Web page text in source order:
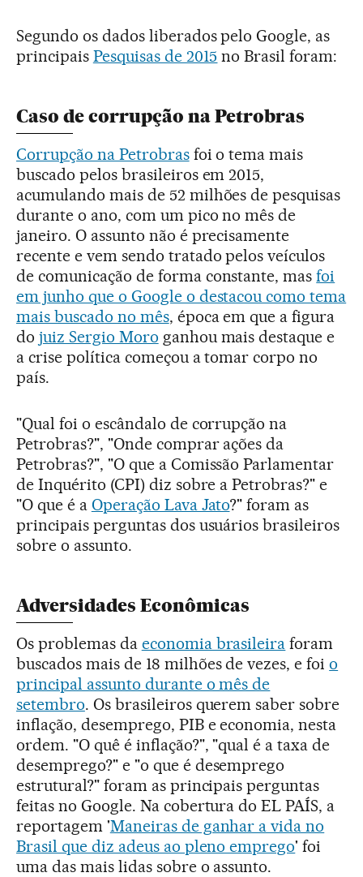
Segundo os dados liberados pelo Google, as
principais Pesquisas de 2015 no Brasil foram:
Caso de corrupção na Petrobras
Corrupção na Petrobrasfoi o tema mais
buscado pelos brasileiros em 2015,
acumulando mais de 52 milhões de pesquisas
durante o ano, com um pico no mês de
janeiro. O assunto não é precisamente
recente e vem sendo tratado pelos veículos
de comunicação de forma constante, masfoi
em junho que o Google o destacou como tema
mais buscado no mês, época em que a figura
do juiz Sergio Moro ganhou mais destaque e
a crise política começou a tomar corpo no
país.
"Qual foi o escândalo de corrupção na
Petrobras?", "Onde comprar ações da
Petrobras?", "O que a Comissão Parlamentar
de Inquérito (CPI) diz sobre a Petrobras?" e
"O que é a Operação Lava Jato?" foram as
principais perguntas dos usuários brasileiros
sobre o assunto.
Adversidades Econômicas
Os problemas da economia brasileira foram
buscados mais de 18 milhões de vezes, e foio
principal assunto durante o mês de
setembro. Os brasileiros querem saber sobre
inflação, desemprego, PIB e economia, nesta
ordem. "O quê é inflação?", "qual é a taxa de
desemprego?" e "o que é desemprego
estrutural?" foram as principais perguntas
feitas no Google. Na cobertura do EL PAÍS, a
reportagem 'Maneiras de ganhar a vida no
Brasil que diz adeus ao pleno emprego' foi
uma das mais lidas sobre o assunto.